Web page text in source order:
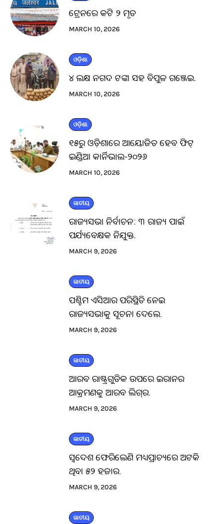
ଟ୍ରେନରେ କଟି ୨ ମୃତ
MARCH 10, 2026
ଓଡ଼ିଶା
୪ ଲକ୍ଷ ନଗଦ ଟଙ୍କା ସହ ବିପୁଳ ଗଞ୍ଜେଇ.
MARCH 10, 2026
ଓଡ଼ିଶା
୧୫ରୁ ଓଡ଼ିଶାରେ ଆୟୋଜିତ ହେବ ଫିଟ୍
ଇଣ୍ଡିଆ କାର୍ନିଭାଲ-୨୦୨୬
MARCH 10, 2026
ଜାତୀୟ
ରାଜ୍ୟସଭା ନିର୍ବାଚନ: ୩ ରାଜ୍ୟ ପାଇଁ
ପର୍ଯ୍ୟବେକ୍ଷକ ନିଯୁକ୍ତ.
MARCH 9, 2026
ଜାତୀୟ
ପଶ୍ଚିମ ଏସିଆର ପରିସ୍ଥିତି ନେଇ
ରାଜ୍ୟସଭାକୁ ସୂଚନା ଦେଲେ.
MARCH 9, 2026
ଜାତୀୟ
ଆରବ ରାଷ୍ଟ୍ରଗୁଡିକ ଉପରେ ଇରାନର
ଆକ୍ରମଣକୁ ଆରବ ଲିଗ୍‌ର.
MARCH 9, 2026
ଜାତୀୟ
ସ୍ବଦେଶ ଫେରିଲେଣି ମଧ୍ୟପ୍ରାଚ୍ୟରେ ଅଟକି
ଥିବା ୫୨ ହଜାର.
MARCH 9, 2026
ଜାତୀୟ